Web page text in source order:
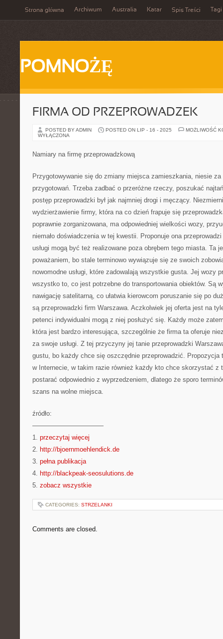
Strona główna Archiwum Australia Katar Spis Treści Tagi
POMNOŻĘ
FIRMA OD PRZEPROWADZEK
POSTED BY ADMIN POSTED ON LIP - 16 - 2025
MOŻLIWOŚĆ
WYŁĄCZONA
Namiary na firmę przeprowadzkową
Przygotowywanie się do zmiany miejsca zamieszkania, niesie za
przygotowań. Trzeba zadbać o przeróżne rzeczy, poszukać
postęp przeprowadzki był jak najmniej drogi i męczący.
wydzierżawienie firmy, która na co dzień frapuje się
poprawnie zorganizowana, ma odpowiedniej wielkości wozy,
niemało doświadczenia w tej kwestii. Proponuje ona
usługi mogą być też realizowane poza obrębem tego miasta. Ta
poważaniem, bo stale terminowo wywiązuje się ze swoich
nowomodne usługi, które zadowalają wszystkie gusta. Jej wozy
wszystko to, co jest potrzebne do transportowania obiektów. Są
nawigację satelitarną, co ułatwia kierowcom poruszanie się po
są przeprowadzki firm Warszawa. Aczkolwiek jej oferta jest na
petenci indywidualni mogą z niej posłużyć się. Każdy może
która jest bardzo interesująca, szczególnie że firma ta oferuje
za swoje usługi. Z tej przyczyny jej tanie przeprowadzki
gustu, bo każdy chce się oszczędnie przeprowadzić. Propozycja
w Internecie, w takim razie również każdy kto chce skorzystać z
postarać odpowiednio z wyprzedzeniem, dlatego że sporo
szans na wolne miejsca.
źródło:
———————————
1. przeczytaj więcej
2. http://bjoernmoehlendick.de
3. pełna publikacja
4. http://blackpeak-seosulutions.de
5. zobacz wszystkie
CATEGORIES: STRZELANKI
Comments are closed.